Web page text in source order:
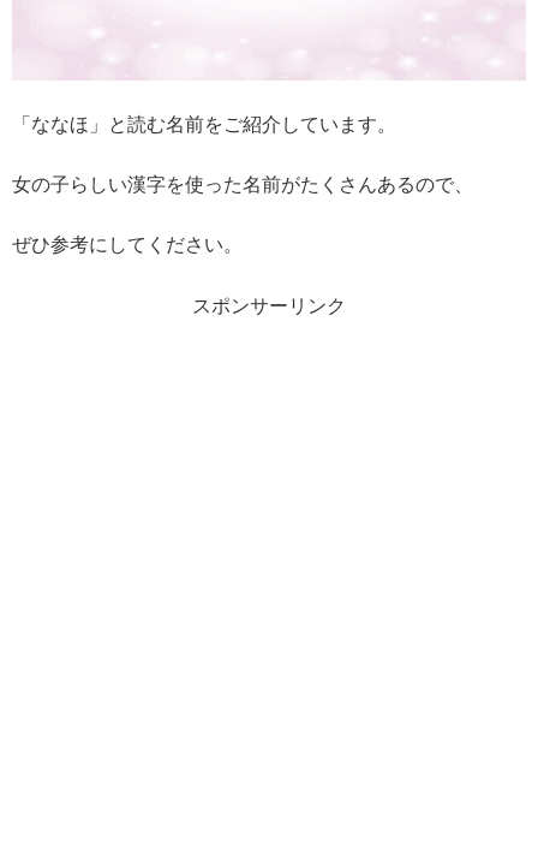
「ななほ」と読む名前をご紹介しています。
女の子らしい漢字を使った名前がたくさんあるので、
ぜひ参考にしてください。
スポンサーリンク